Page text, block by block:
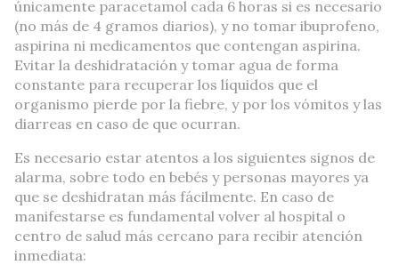
únicamente paracetamol cada 6 horas si es necesario
(no más de 4 gramos diarios), y no tomar ibuprofeno,
aspirina ni medicamentos que contengan aspirina.
Evitar la deshidratación y tomar agua de forma
constante para recuperar los líquidos que el
organismo pierde por la fiebre, y por los vómitos y las
diarreas en caso de que ocurran.
Es necesario estar atentos a los siguientes signos de
alarma, sobre todo en bebés y personas mayores ya
que se deshidratan más fácilmente. En caso de
manifestarse es fundamental volver al hospital o
centro de salud más cercano para recibir atención
inmediata: